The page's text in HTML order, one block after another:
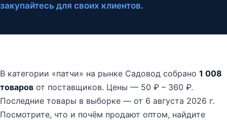
закупайтесь для своих клиентов.
В категории «патчи» на рынке Садовод собрано 1 008
товаров от поставщиков. Цены — 50 ₽ – 360 ₽.
Последние товары в выборке — от 6 августа 2026 г.
Посмотрите, что и почём продают оптом, найдите